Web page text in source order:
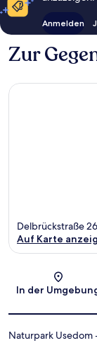
Anmelden
Zur
Delbrückstraße
Auf Karte
In der
Naturpark Usedom